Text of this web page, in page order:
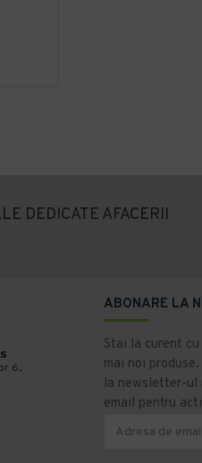
DEDICATE AFACERII
6,
ABONARE LA
Stai la curent
mai noi
la newsletter-ul
email pentru